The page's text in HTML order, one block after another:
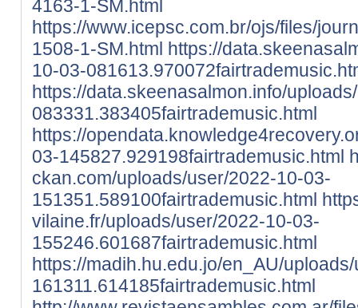
4163-1-SM.html
https://www.icepsc.com.br/ojs/files/
1508-1-SM.html https://
10-03-
https://data.skeenasalmon.info/
083331.383405fairtrademusic.html
https://
03-145827.929198fairtrademusic.html
ckan.com/uploads/user/2022-10-03-
151351.589100fairtrademusic.html
vilaine.fr/uploads/user/2022-10-03-
155246.601687fairtrademusic.html
https://madih.hu.edu.jo/en_AU/
161311.614185fairtrademusic.html